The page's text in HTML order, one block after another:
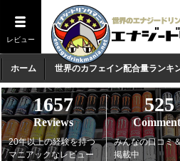
レビュー
ホーム 世界のカフェイン配合量ランキ
1657
Reviews
20年以上の経験を持つ
マニアックなレビュー
525
みんなの口コミ
掲載中